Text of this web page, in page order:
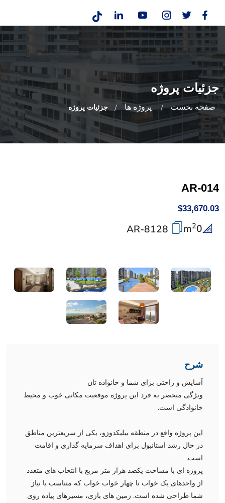
جزئیات پروژه
صفحه نخست پروژه ها جزئیات پروژه
AR-014
$33,670.03
0
m2
شرح
آسایش و راحتی برای شما و خانواده تان
ویژگی منحصر به فرد این پروژه موقعیت مکانی خوب و محیط
خانوادگی است.
این پروژه واقع در منطقه بیلیکدوزو، یکی از سریعترین مناطق
در حال رشد استانبول برای اهداف سرمایه گذاری و اقامت
است.
پروژه ای با مساحت یکصد هزار متر مربع با انتخاب های متعدد
از واحدهای یک خواب تا چهار خواب خواب که متناسب با نیاز
شما طراحی شده است. زمین های بازی، مسیرهای پیاده روی